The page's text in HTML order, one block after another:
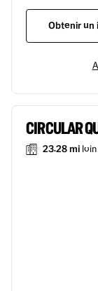
Obtenir un
CIRCULAR
23.28 mi